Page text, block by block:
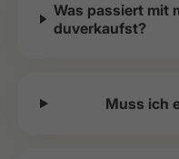
Was passiert mit
duverkaufst?
Muss ich